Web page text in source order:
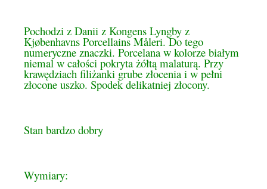
Pochodzi z Danii z Kongens Lyngby z
Kjøbenhavns Porcellains Måleri. Do tego
numeryczne znaczki. Porcelana w kolorze białym
niemal w całości pokryta żółtą malaturą. Przy
krawędziach filiżanki grube złocenia i w pełni
złocone uszko. Spodek delikatniej złocony.
Stan bardzo dobry
Wymiary: